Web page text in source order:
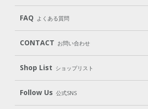
Body（ボディ） Hair（ヘア） Oral
Goods （グッズ）
Gift set
User Guide
Subscription（定期便）
FAQ よくある質問
CONTACT お問い合わせ
Shop List ショップリスト
Shop List
Follow Us 公式SNS